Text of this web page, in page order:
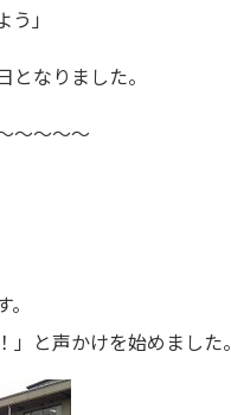
」
なりました。
～～～～
と声かけを始めました。